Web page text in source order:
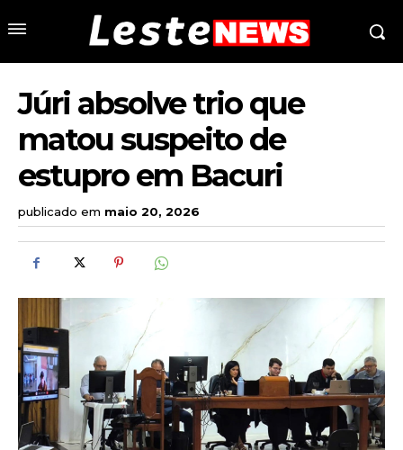
Júri absolve trio que
matou suspeito de
estupro em Bacuri
publicado em maio 20, 2026